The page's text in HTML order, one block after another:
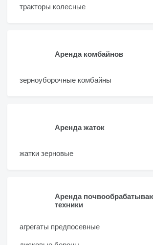
тракторы колесные
Аренда комбайнов
зерноуборочные комбайны
Аренда жаток
жатки зерновые
Аренда
техники
агрегаты предпосевные